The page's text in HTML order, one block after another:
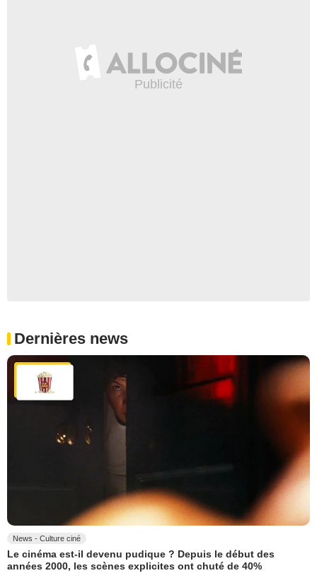
Dernières news
News - Culture ciné
Le cinéma est-il devenu pudique ? Depuis le début des
années 2000, les scènes explicites ont chuté de 40%